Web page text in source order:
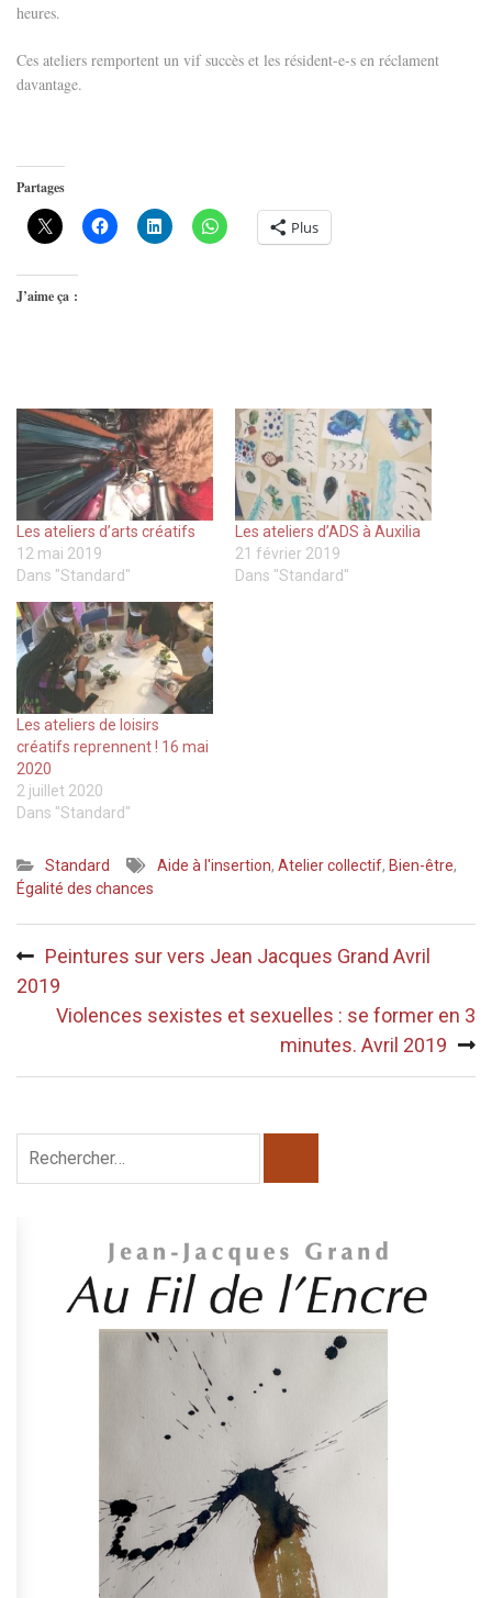
heures.
Ces ateliers remportent un vif succès et les résident-e-s en réclament
davantage.
Partages
Plus
J’aime ça :
Les ateliers d’arts créatifs
12 mai 2019
Dans "Standard"
Les ateliers d’ADS à Auxilia
21 février 2019
Dans "Standard"
Les ateliers de loisirs
créatifs reprennent ! 16 mai
2020
2 juillet 2020
Dans "Standard"
Standard Aide à l'insertion, Atelier collectif, Bien-être,
Égalité des chances
de
l’article
Peintures sur vers Jean Jacques Grand Avril
2019
Violences sexistes et sexuelles : se former en 3
minutes. Avril 2019